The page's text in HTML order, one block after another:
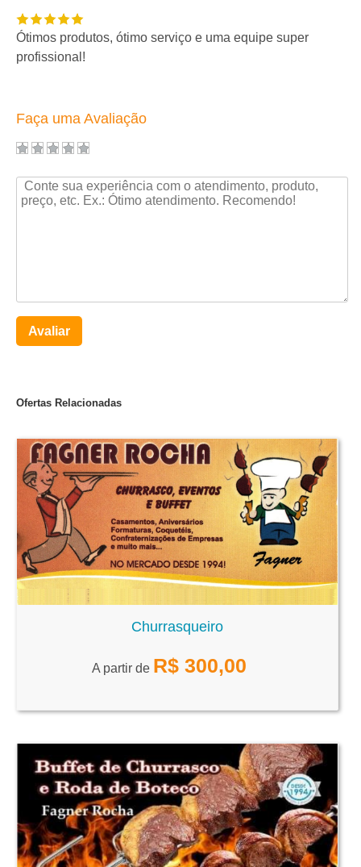
Ótimos produtos, ótimo serviço e uma equipe super
profissional!
Faça uma Avaliação
Avaliar
Ofertas Relacionadas
Churrasqueiro
A partir de R$ 300,00